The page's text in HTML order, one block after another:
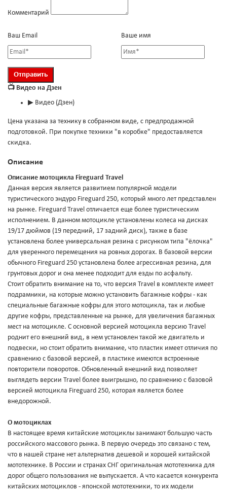
Комментарий
Ваш Email Ваше имя
📺 Видео на Дзен
▶ Видео (Дзен)
Цена указана за технику в собранном виде, с предпродажной
подготовкой. При покупке техники "в коробке" предоставляется
скидка.
Описание
Описание мотоцикла Fireguard Travel
Данная версия является развитием популярной модели
туристического эндуро Fireguard 250, который много лет представлен
на рынке. Fireguard Travel отличается еще более туристическим
исполнением. В данном мотоцикле установлены колеса на дисках
19/17 дюймов (19 передний, 17 задний диск), также в базе
установлена более универсальная резина с рисунком типа "ёлочка"
для уверенного перемещения на ровных дорогах. В базовой версии
обычного Fireguard 250 установлена более агрессивная резина, для
грунтовых дорог и она менее подходит для езды по асфальту.
Стоит обратить внимание на то, что версия Travel в комплекте имеет
подрамники, на которые можно установить багажные кофры - как
специальные багажные кофры для этого мотоцикла, так и любые
другие кофры, представленные на рынке, для увеличения багажных
мест на мотоцикле. С основной версией мотоцикла версию Travel
роднит его внешний вид, в нем установлен такой же двигатель и
подвески, но стоит обратить внимание, что пластик имеет отличия по
сравнению с базовой версией, в пластике имеются встроенные
повторители поворотов. Обновленный внешний вид позволяет
выглядеть версии Travel более выигрышно, по сравнению с базовой
версией мотоцикла Fireguard 250, которая является более
внедорожной.
О мотоциклах
В настоящее время китайские мотоциклы занимают большую часть
российского массового рынка. В первую очередь это связано с тем,
что в нашей стране нет альтернатив дешевой и хорошей китайской
мототехнике. В России и странах СНГ оригинальная мототехника для
дорог общего пользования не выпускается. А что касается конкурента
китайских мотоциклов - японской мототехники, то их модели